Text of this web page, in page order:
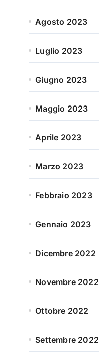
Agosto 2023
Luglio 2023
Giugno 2023
Maggio 2023
Aprile 2023
Marzo 2023
Febbraio 2023
Gennaio 2023
Dicembre 2022
Novembre 2022
Ottobre 2022
Settembre 2022